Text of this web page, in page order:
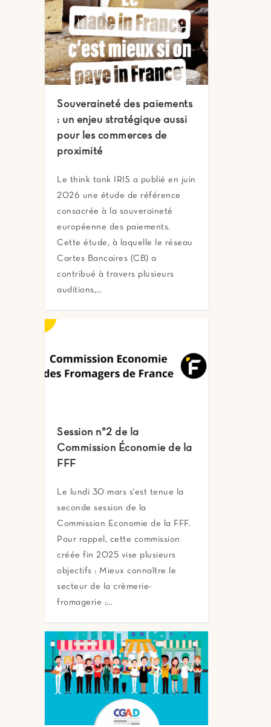
Souveraineté des paiements
: un enjeu stratégique aussi
pour les commerces de
proximité
Le think tank IRIS a publié en juin
2026 une étude de référence
consacrée à la souveraineté
européenne des paiements.
Cette étude, à laquelle le réseau
Cartes Bancaires (CB) a
contribué à travers plusieurs
auditions,…
Session n°2 de la
Commission Économie de la
FFF
Le lundi 30 mars s'est tenue la
seconde session de la
Commission Economie de la FFF.
Pour rappel, cette commission
créée fin 2025 vise plusieurs
objectifs : Mieux connaître le
secteur de la crèmerie-
fromagerie :…